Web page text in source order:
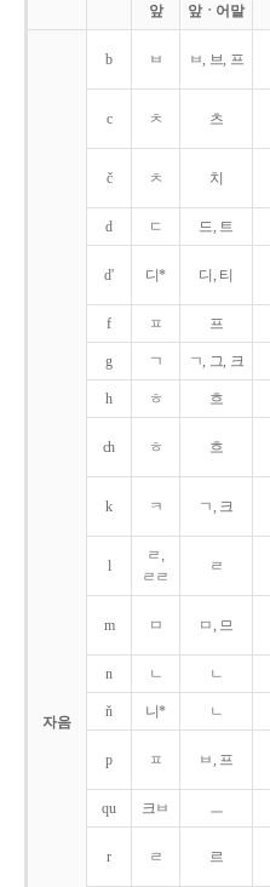
앞
앞ㆍ어말
자음
b ㅂ ㅂ, 브, 프
c ㅊ 츠
č ㅊ 치
d ㄷ 드, 트
d' 디* 디, 티
f ㅍ 프
g ㄱ ㄱ, 그, 크
h ㅎ 흐
ch ㅎ 흐
k ㅋ ㄱ, 크
l
ㄹ,
ㄹㄹ
ㄹ
m ㅁ ㅁ, 므
n ㄴ ㄴ
ň 니* ㄴ
p ㅍ ㅂ, 프
qu 크ㅂ ㅡ
r ㄹ 르